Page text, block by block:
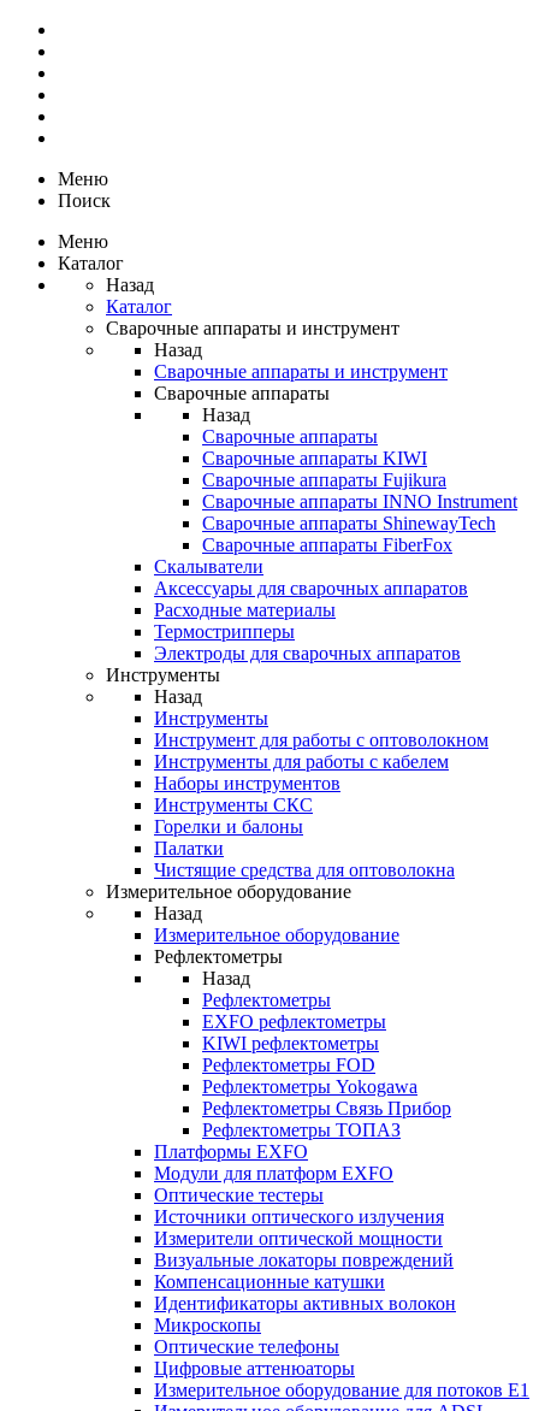
Меню
Поиск
Меню
Каталог
Назад
Каталог
Сварочные аппараты и инструмент
Назад
Сварочные аппараты и инструмент
Сварочные аппараты
Назад
Сварочные аппараты
Сварочные аппараты KIWI
Сварочные аппараты Fujikura
Сварочные аппараты INNO Instrument
Сварочные аппараты ShinewayTech
Cварочные аппараты FiberFox
Скалыватели
Аксессуары для сварочных аппаратов
Расходные материалы
Термострипперы
Электроды для сварочных аппаратов
Инструменты
Назад
Инструменты
Инструмент для работы с оптоволокном
Инструменты для работы с кабелем
Наборы инструментов
Инструменты СКС
Горелки и балоны
Палатки
Чистящие средства для оптоволокна
Измерительное оборудование
Назад
Измерительное оборудование
Рефлектометры
Назад
Рефлектометры
EXFO рефлектометры
KIWI рефлектометры
Рефлектометры FOD
Рефлектометры Yokogawa
Рефлектометры Связь Прибор
Рефлектометры ТОПАЗ
Платформы EXFO
Модули для платформ EXFO
Оптические тестеры
Источники оптического излучения
Измерители оптической мощности
Визуальные локаторы повреждений
Компенсационные катушки
Идентификаторы активных волокон
Микроскопы
Оптические телефоны
Цифровые аттенюаторы
Измерительное оборудование для потоков Е1